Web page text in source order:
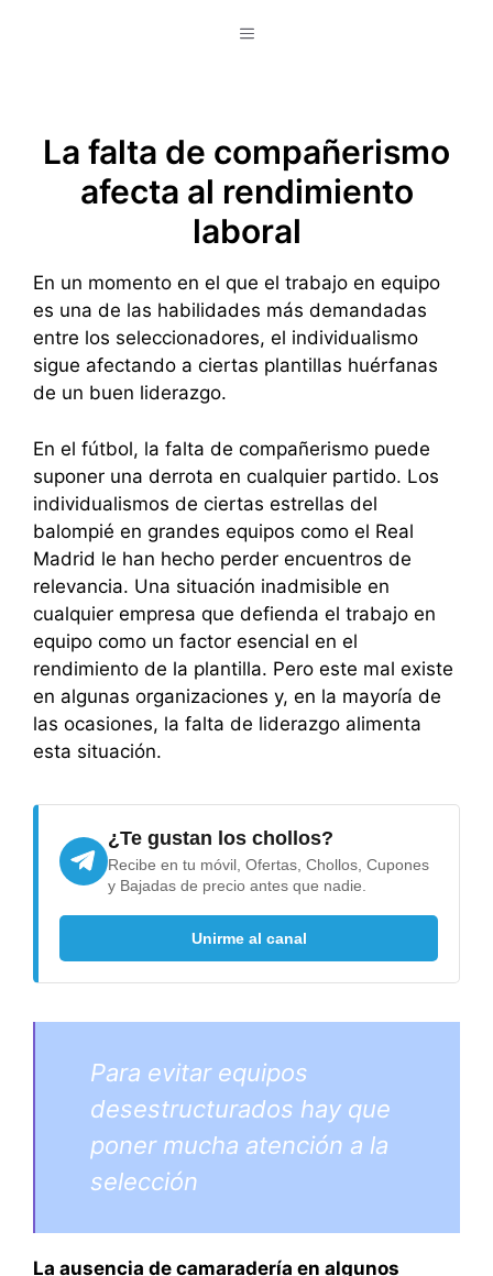
Menú
La falta de compañerismo
afecta al rendimiento
laboral
En un momento en el que el trabajo en equipo
es una de las habilidades más demandadas
entre los seleccionadores, el individualismo
sigue afectando a ciertas plantillas huérfanas
de un buen liderazgo.
En el fútbol, la falta de compañerismo puede
suponer una derrota en cualquier partido. Los
individualismos de ciertas estrellas del
balompié en grandes equipos como el Real
Madrid le han hecho perder encuentros de
relevancia. Una situación inadmisible en
cualquier empresa que defienda el trabajo en
equipo como un factor esencial en el
rendimiento de la plantilla. Pero este mal existe
en algunas organizaciones y, en la mayoría de
las ocasiones, la falta de liderazgo alimenta
esta situación.
¿Te gustan los chollos?
Recibe en tu móvil, Ofertas, Chollos, Cupones
y Bajadas de precio antes que nadie.
Unirme al canal
Para evitar equipos
desestructurados hay que
poner mucha atención a la
selección
La ausencia de camaradería en algunos